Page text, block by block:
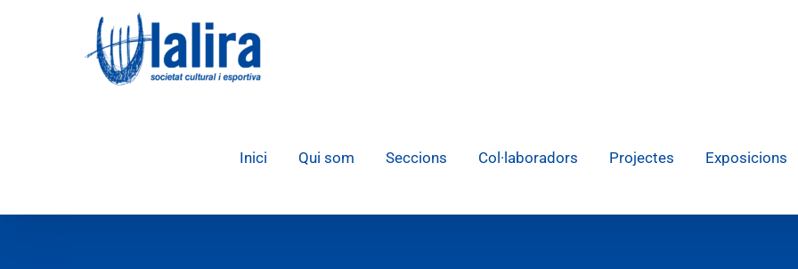
Inici Qui som Seccions Col·laboradors Projectes Exposicions